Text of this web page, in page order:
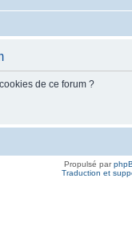
de ce forum ?
Propulsé par
Traduction et